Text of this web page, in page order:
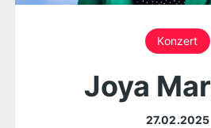
Konzert
Joya
27.02.2025